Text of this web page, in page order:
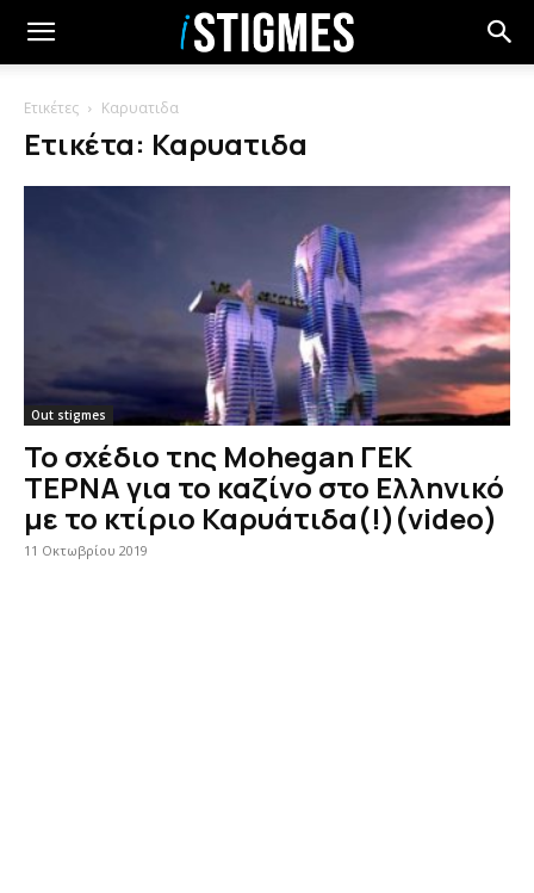
Ετικέτες Καρυατιδα
Ετικέτα: Καρυατιδα
Out stigmes
Το σχέδιο της Mohegan ΓΕΚ
ΤΕΡΝΑ για το καζίνο στο Ελληνικό
με το κτίριο Καρυάτιδα(!)(video)
11 Οκτωβρίου 2019